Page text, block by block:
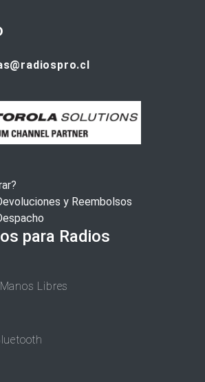
y Reembolsos
para Radios
Libres